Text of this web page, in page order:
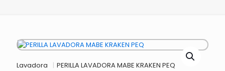
Lavadora PERILLA LAVADORA MABE KRAKEN PEQ